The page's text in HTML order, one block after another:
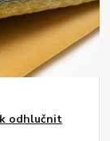
odhlučnit